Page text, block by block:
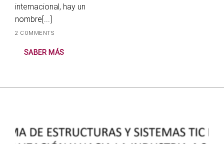
internacional, hay un
nombre[...]
2 COMMENTS
SABER MÁS